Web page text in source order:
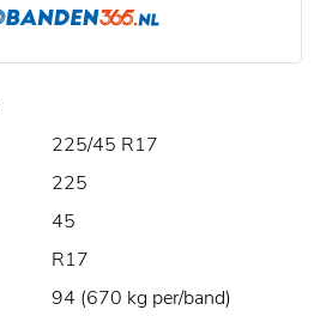
225/45 R17
225
45
R17
94 (670 kg per/band)